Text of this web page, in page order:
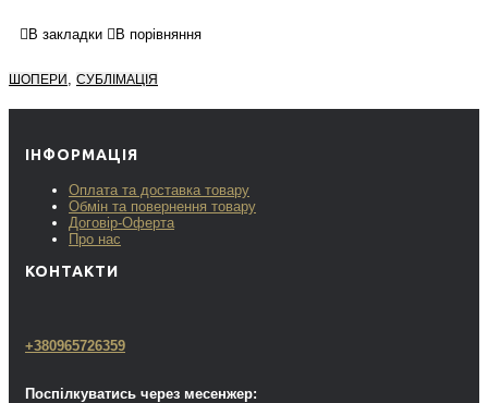
В закладки В порівняння
ШОПЕРИ , СУБЛІМАЦІЯ
ІНФОРМАЦІЯ
Оплата та доставка товару
Обмін та повернення товару
Договір-Оферта
Про нас
КОНТАКТИ
+380965726359
Поспілкуватись через месенжер: